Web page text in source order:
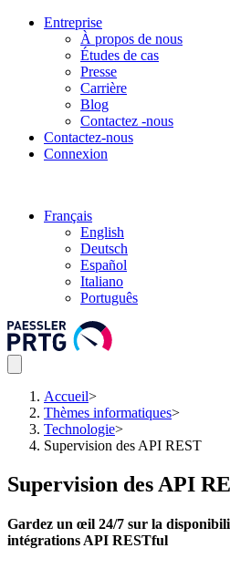
Entreprise
À propos de nous
Études de cas
Presse
Carrière
Blog
Contactez -nous
Contactez-nous
Connexion
Français
English
Deutsch
Español
Italiano
Português
Accueil>
Thèmes informatiques>
Technologie>
Supervision des API REST
Supervision des API
Gardez un œil 24/7 sur la
intégrations API RESTful